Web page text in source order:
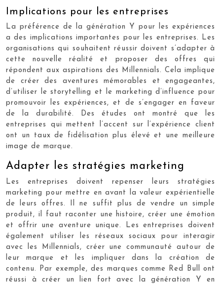
Implications pour les entreprises
La préférence de la génération Y pour les expériences
a des implications importantes pour les entreprises. Les
organisations qui souhaitent réussir doivent s’adapter à
cette nouvelle réalité et proposer des offres qui
répondent aux aspirations des Millennials. Cela implique
de créer des aventures mémorables et engageantes,
d’utiliser le storytelling et le marketing d’influence pour
promouvoir les expériences, et de s’engager en faveur
de la durabilité. Des études ont montré que les
entreprises qui mettent l’accent sur l’expérience client
ont un taux de fidélisation plus élevé et une meilleure
image de marque.
Adapter les stratégies marketing
Les entreprises doivent repenser leurs stratégies
marketing pour mettre en avant la valeur expérientielle
de leurs offres. Il ne suffit plus de vendre un simple
produit, il faut raconter une histoire, créer une émotion
et offrir une aventure unique. Les entreprises doivent
également utiliser les réseaux sociaux pour interagir
avec les Millennials, créer une communauté autour de
leur marque et les impliquer dans la création de
contenu. Par exemple, des marques comme Red Bull ont
réussi à créer un lien fort avec la génération Y en